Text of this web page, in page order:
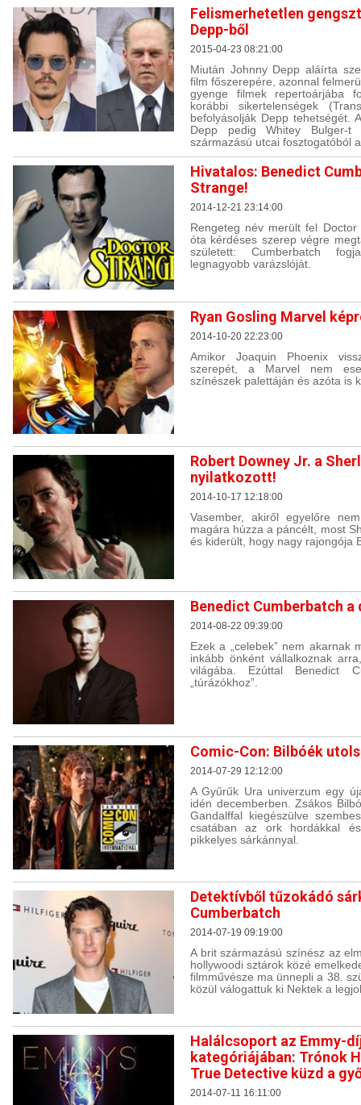
Felismerhetetlen
Depp-ből
2015-04-23 08:21:00
Miután Johnny Depp aláírta
film főszerepére, azonnal
gyenge filmek repertoárjába
korábbi sikertelenségek
befolyásolják Depp tehetségét.
Depp pedig Whitey
származású utcai fosztogatóból
Hivatalos: Benedict
Strange!
2014-12-21 23:14:00
Rengeteg név merült fel
óta kérdéses szerep végre
született: Cumberbatch
legnagyobb varázslóját.
Ryan Gosling Marvel
2014-10-20 22:23:00
Amikor Joaquin Phoenix
szerepét, a Marvel nem
színészek palettáján és azóta is
Robert Downey Jr. a
nyilatkozott!
2014-10-17 12:18:00
Vasember, akiről egyelőre
magára húzza a páncélt, most
és kiderült, hogy nagy rajongója
Benedict Cumberbatch a
2014-08-22 09:39:00
Ezek a „celebek” nem akarnak
inkább önként vállalkoznak
világába. Ezúttal Benedict
„túrázókhoz”.
Comic-Con: Bilbóék
2014-07-29 12:12:00
A Gyűrűk Ura univerzum egy
idén decemberben. Zsákos
Gandalffal kiegészülve
csatában az ork hordákkal
pikkelyes sárkánnyal.
Detektívből tűzokádó
Cumberbatch
2014-07-19 09:19:00
A brit származású színész az
hollywoodi sztárok közé
filmművésze ma ünnepli a 38.
közül válogattuk ki Nektek a
Halálcsoport az Emmy-
kategóriájában: Trónok
True Detective küzd a
2014-07-11 16:11:00